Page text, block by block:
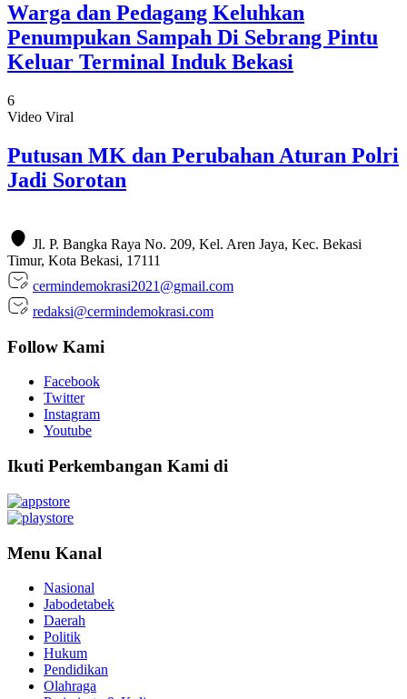
Warga dan Pedagang Keluhkan
Penumpukan Sampah Di Sebrang Pintu
Keluar Terminal Induk Bekasi
6
Video Viral
Putusan MK dan Perubahan Aturan Polri
Jadi Sorotan
Jl. P. Bangka Raya No. 209, Kel. Aren Jaya, Kec. Bekasi
Timur, Kota Bekasi, 17111
cermindemokrasi2021@gmail.com
redaksi@cermindemokrasi.com
Follow Kami
Facebook
Twitter
Instagram
Youtube
Ikuti Perkembangan Kami di
Menu Kanal
Nasional
Jabodetabek
Daerah
Politik
Hukum
Pendidikan
Olahraga